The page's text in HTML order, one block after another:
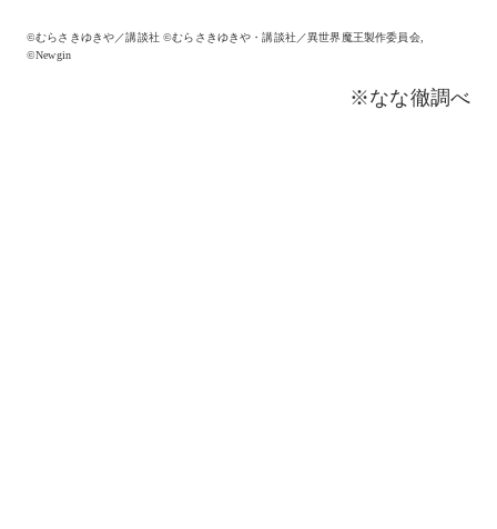
©むらさきゆきや／講談社 ©むらさきゆきや・講談社／異世界魔王製作委員会,
©Newgin
※なな徹調べ